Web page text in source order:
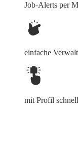
Job-Alerts per
einfache
mit Profil